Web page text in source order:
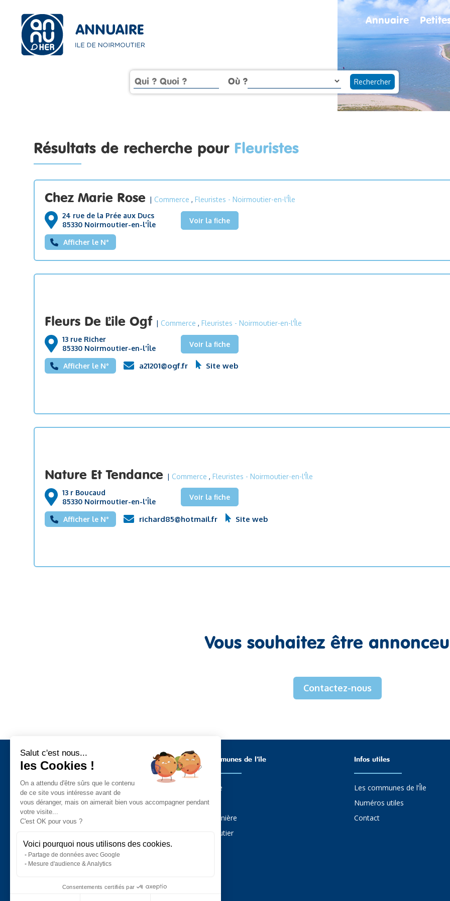
Annuaire
Où ?
Résultats de recherche pour Fleuristes
Chez Marie Rose |Commerce ,Fleuristes - Noirmoutier-en-l'Île
24 rue de la Prée aux Ducs
85330 Noirmoutier-en-l'Île
Voir la fiche
Afficher le N°
Fleurs De L’ile Ogf |Commerce ,Fleuristes - Noirmoutier-en-l'Île
13 rue Richer
85330 Noirmoutier-en-l'Île
Voir la fiche
Afficher le N° a21201@ogf.fr Site web
Nature Et Tendance |Commerce ,Fleuristes - Noirmoutier-en-l'Île
13 r Boucaud
85330 Noirmoutier-en-l'Île
Voir la fiche
Afficher le N° richard85@hotmail.fr Site web
Vous souhaitez être
Contactez-nous
Administration - Services Public
Agriculture - Animaux - Jardin
Alimentaire
Art - Artisanat - Antiquités
Auto - Moto - Camping-Car - Cycles
Bateau - Plaisance
Bâtiment - Construction - Immobilier
Commerce
Esthétique - Beauté
Santé - Bien-être
Les Communes de l’ïle
Barbâtre
L’Épine
La Guérinière
Noirmoutier
Infos utiles
Les communes de l’Île
Numéros utiles
Contact
Salut c'est nous...
les Cookies !
On a attendu d'être sûrs que le contenu
de ce site vous intéresse avant de
vous déranger, mais on aimerait bien vous accompagner pendant
votre visite...
C'est OK pour vous ?
Voici pourquoi nous utilisons des cookies.
Partage de données avec Google
Mesure d'audience & Analytics
Consentements certifiés par